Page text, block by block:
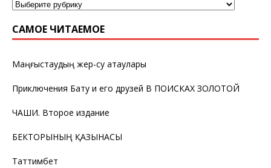
САМОЕ ЧИТАЕМОЕ
Маңғыстаудың жер-су атаулары
Приключения Бату и его друзей В ПОИСКАХ ЗОЛОТОЙ
ЧАШИ. Второе издание
БЕКТОРЫНЫҢ ҚАЗЫНАСЫ
Таттимбет